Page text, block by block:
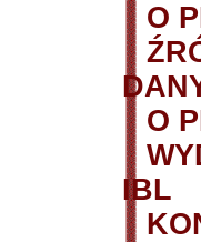
O
O
IBL